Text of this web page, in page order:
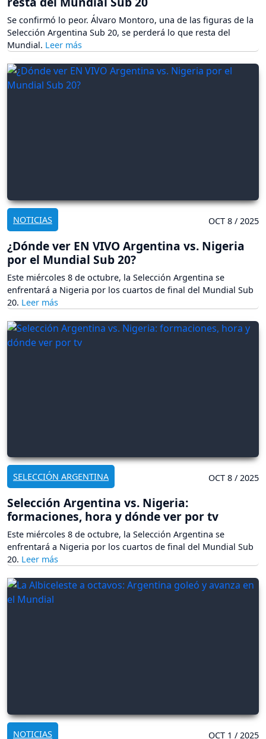
Se confirmó lo peor. Álvaro Montoro, una de las figuras de la
Selección Argentina Sub 20, se perderá lo que resta del
Mundial.
NOTICIAS OCT 8 / 2025
¿Dónde ver EN VIVO Argentina vs. Nigeria
por el Mundial Sub 20?
Este miércoles 8 de octubre, la Selección Argentina se
enfrentará a Nigeria por los cuartos de final del Mundial Sub
20.
SELECCIÓN ARGENTINA OCT 8 / 2025
Selección Argentina vs. Nigeria:
formaciones, hora y dónde ver por tv
Este miércoles 8 de octubre, la Selección Argentina se
enfrentará a Nigeria por los cuartos de final del Mundial Sub
20.
NOTICIAS OCT 1 / 2025